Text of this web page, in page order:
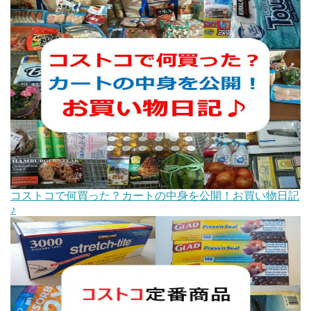
コストコで何買った？カートの中身を公開！お買い物日記
♪